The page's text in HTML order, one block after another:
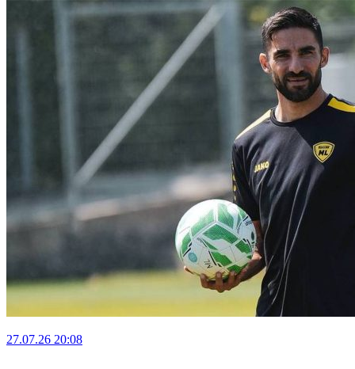
27.07.26 20:08